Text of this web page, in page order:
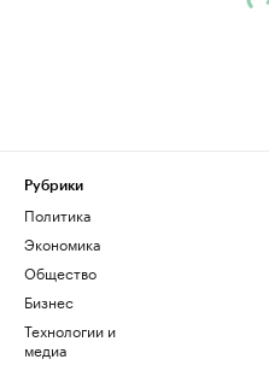
Рубрики
Политика
Экономика
Общество
Бизнес
Технологии и
медиа